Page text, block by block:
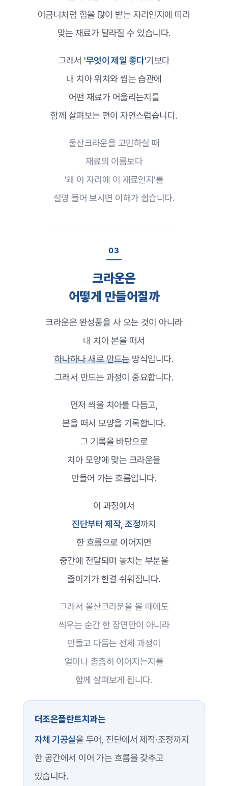
어금니처럼 힘을 많이 받는 자리인지에 따라
맞는 재료가 달라질 수 있습니다.
그래서 '무엇이 제일 좋다'기보다
내 치아 위치와 씹는 습관에
어떤 재료가 어울리는지를
함께 살펴보는 편이 자연스럽습니다.
울산크라운을 고민하실 때
재료의 이름보다
'왜 이 자리에 이 재료인지'를
설명 들어 보시면 이해가 쉽습니다.
03
크라운은
어떻게 만들어질까
크라운은 완성품을 사 오는 것이 아니라
내 치아 본을 떠서
하나하나 새로 만드는방식입니다.
그래서 만드는 과정이 중요합니다.
먼저 씌울 치아를 다듬고,
본을 떠서 모양을 기록합니다.
그 기록을 바탕으로
치아 모양에 맞는 크라운을
만들어 가는 흐름입니다.
이 과정에서
진단부터 제작, 조정까지
한 흐름으로 이어지면
중간에 전달되며 놓치는 부분을
줄이기가 한결 쉬워집니다.
그래서 울산크라운을 볼 때에도
씌우는 순간 한 장면만이 아니라
만들고 다듬는 전체 과정이
얼마나 촘촘히 이어지는지를
함께 살펴보게 됩니다.
더조은플란트치과는
자체 기공실을 두어, 진단에서 제작·조정까지
한 공간에서 이어 가는 흐름을 갖추고
있습니다.